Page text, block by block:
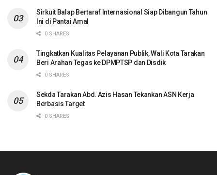
Sirkuit Balap Bertaraf Internasional Siap Dibangun Tahun
Ini di Pantai Amal
0 SHARES
Tingkatkan Kualitas Pelayanan Publik, Wali Kota Tarakan
Beri Arahan Tegas ke DPMPTSP dan Disdik
0 SHARES
Sekda Tarakan Abd. Azis Hasan Tekankan ASN Kerja
Berbasis Target
0 SHARES